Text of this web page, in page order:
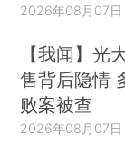
2026年08月07日
【我闻】光
售背后隐情
败案被查
2026年08月07日